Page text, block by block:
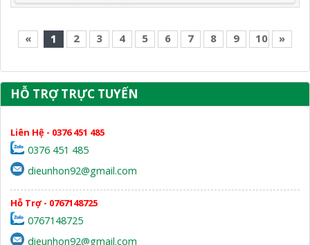
« 1 2 3 4 5 6 7 8 9 10 »
HỖ TRỢ TRỰC TUYẾN
Liên Hệ - 0376 451 485
0376 451 485
dieunhon92@gmail.com
Hỗ Trợ - 0767148725
0767148725
dieunhon92@gmail.com